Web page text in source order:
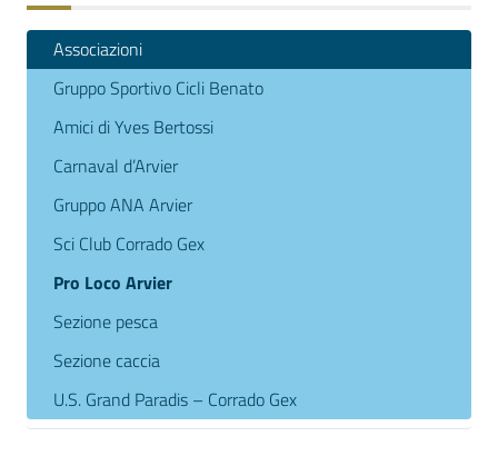
Associazioni
Gruppo Sportivo Cicli Benato
Amici di Yves Bertossi
Carnaval d’Arvier
Gruppo ANA Arvier
Sci Club Corrado Gex
Pro Loco Arvier
Sezione pesca
Sezione caccia
U.S. Grand Paradis – Corrado Gex